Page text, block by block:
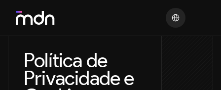
Política de
Privacidade e